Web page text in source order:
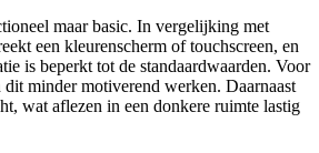
maar basic. In vergelijking met
een kleurenscherm of touchscreen, en
is beperkt tot de standaardwaarden. Voor
minder motiverend werken. Daarnaast
wat aflezen in een donkere ruimte lastig